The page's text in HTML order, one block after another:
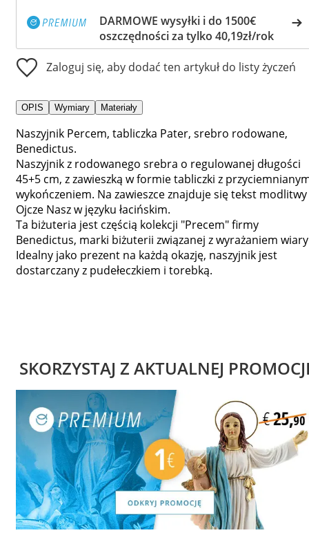
DARMOWE wysyłki i do 1500€
oszczędności za tylko 40,19zł/rok
Zaloguj się, aby dodać ten artykuł do listy życzeń
OPIS Wymiary Materiały
Naszyjnik Percem, tabliczka Pater, srebro rodowane,
Benedictus.
Naszyjnik z rodowanego srebra o regulowanej długości
45+5 cm, z zawieszką w formie tabliczki z
wykończeniem. Na zawieszce znajduje się tekst modlitwy
Ojcze Nasz w języku łacińskim.
Ta biżuteria jest częścią kolekcji "Precem" firmy
Benedictus, marki biżuterii związanej z wyrażaniem
Idealny jako prezent na każdą okazję, naszyjnik jest
dostarczany z pudełeczkiem i torebką.
SKORZYSTAJ Z AKTUALNEJ